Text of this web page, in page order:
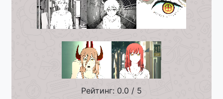
Рейтинг: 0.0 / 5